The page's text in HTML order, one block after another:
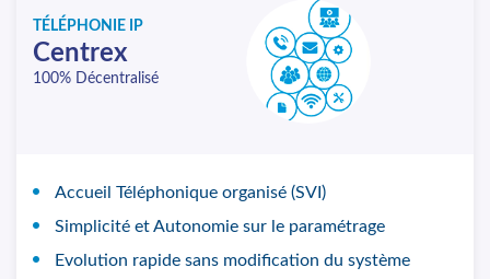
TÉLÉPHONIE IP
Centrex
100% Décentralisé
Accueil Téléphonique organisé (SVI)
Simplicité et Autonomie sur le paramétrage
Evolution rapide sans modification du système